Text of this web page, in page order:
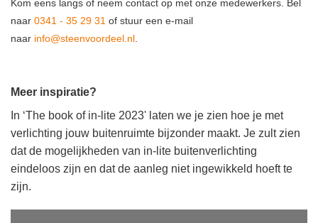
Kom eens langs of neem contact op met onze medewerkers. Bel
naar 0341 - 35 29 31 of stuur een e-mail
naar info@steenvoordeel.nl
Meer inspiratie?
In ‘The book of in-lite 2023' laten we je zien hoe je met
verlichting jouw buitenruimte bijzonder maakt. Je zult zien
dat de mogelijkheden van in-lite buitenverlichting
eindeloos zijn en dat de aanleg niet ingewikkeld hoeft te
zijn.